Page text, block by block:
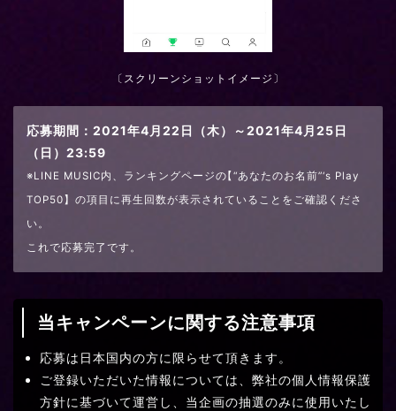
〔スクリーンショットイメージ〕
応募期間：2021年4月22日（木）～2021年4月25日
（日）23:59
※LINE MUSIC内、ランキングページの【 “あなたのお名前”‘s Play
TOP50】の項目に再生回数が表示されていることをご確認くださ
い。
これで応募完了です。
当キャンペーンに関する注意事項
応募は日本国内の方に限らせて頂きます。
ご登録いただいた情報については、弊社の個人情報保護
方針に基づいて運営し、当企画の抽選のみに使用いたし